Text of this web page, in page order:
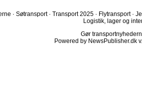
· Søtransport · Transport 2025 · Flytransport ·
Logistik, lager og
Gør
Powered by NewsPublisher.dk